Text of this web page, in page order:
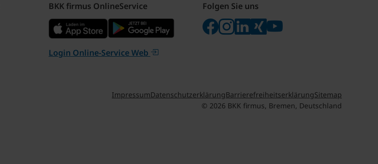
BKK firmus OnlineService
Login Online-Service Web
Folgen Sie uns
Folgen Sie uns auf Facebook
Folgen Sie uns auf Instagram
Besuchen Sie uns bei LinkedIn
Besuchen Sie uns bei Xing
Besuchen Sie uns bei
ImpressumDatenschutzerklärungBarrierefreiheitserklärungSitemap
© 2026 BKK firmus, Bremen, Deutschland